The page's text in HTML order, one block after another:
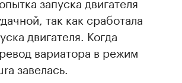
так как сработала
двигателя. Когда
вариатора в режим
завелась.